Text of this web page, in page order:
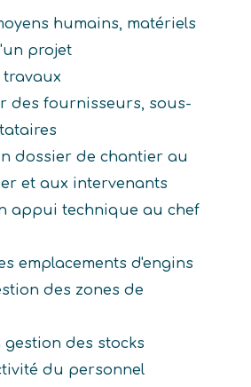
humains, matériels
projet
travaux
des fournisseurs, sous-
dossier de chantier au
et aux intervenants
appui technique au chef
emplacements d'engins
des zones de
gestion des stocks
du personnel